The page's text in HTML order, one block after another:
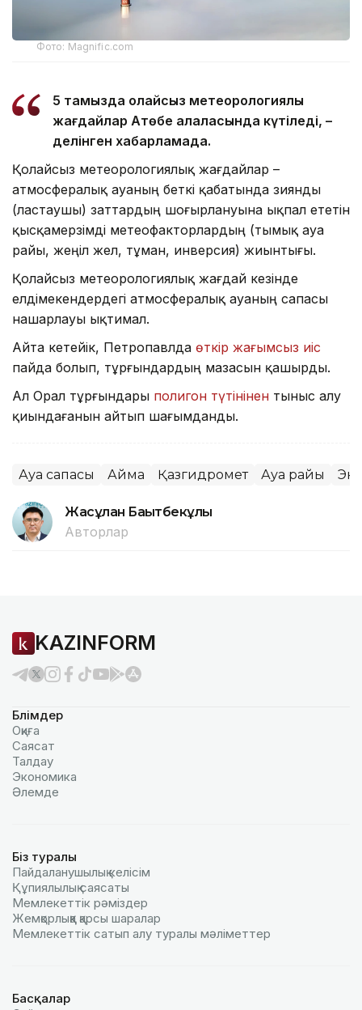
Фото: Magnific.com
5 тамызда қолайсыз метеорологиялық
жағдайлар Ақтөбе қалаласында күтіледі, –
делінген хабарламада.
Қолайсыз метеорологиялық жағдайлар –
атмосфералық ауаның беткі қабатында зиянды
(ластаушы) заттардың шоғырлануына ықпал ететін
қысқамерзімді метеофакторлардың (тымық ауа
райы, жеңіл жел, тұман, инверсия) жиынтығы.
Қолайсыз метеорологиялық жағдай кезінде
елдімекендердегі атмосфералық ауаның сапасы
нашарлауы ықтимал.
Айта кетейік, Петропавлда өткір жағымсыз иіс
пайда болып, тұрғындардың мазасын қашырды.
Ал Орал тұрғындары полигон түтінінен тыныс алу
қиындағанын айтып шағымданды.
Ауа сапасы Аймақ Қазгидромет Ауа райы
Жасұлан Бақытбекұлы
Авторлар
KAZINFORM
Бөлімдер
Оқиға
Саясат
Талдау
Экономика
Әлемде
Біз туралы
Пайдаланушылық келiciм
Құпиялылық саясаты
Мемлекеттік рәміздер
Жемқорлыққа қарсы шаралар
Мемлекеттік сатып алу туралы мәлiметтер
Басқалар